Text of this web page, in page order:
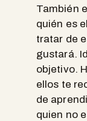
También
quién es
tratar de
gustará.
objetivo.
ellos te
de
quien no